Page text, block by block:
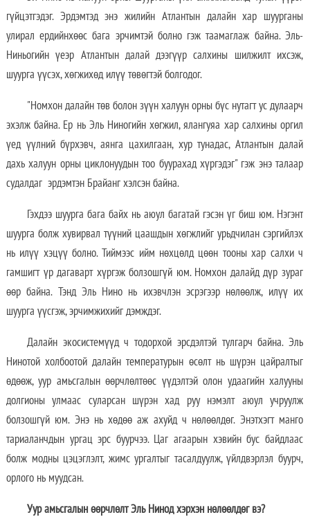
гүйцэтгэдэг. Эрдэмтэд энэ жилийн Атлантын далайн хар шуурганы
улирал ердийнхөөс бага эрчимтэй болно гэж таамаглаж байна. Эль-
Ниньогийн үеэр Атлантын далай дээгүүр салхины шилжилт ихсэж,
шуурга үүсэх, хөгжихөд илүү төвөгтэй болгодог.
"Номхон далайн төв болон зүүн халуун орны бүс нутагт ус дулаарч
эхэлж байна. Ер нь Эль Ниногийн хөгжил, ялангуяа хар салхины оргил
үед үүлний бүрхэвч, аянга цахилгаан, хур тунадас, Атлантын далай
дахь халуун орны циклонуудын тоо буурахад хүргэдэг" гэж энэ талаар
судалдаг эрдэмтэн Брайанг хэлсэн байна.
Гэхдээ шуурга бага байх нь аюул багатай гэсэн үг биш юм. Нэгэнт
шуурга болж хувирвал түүний цаашдын хөгжлийг урьдчилан сэргийлэх
нь илүү хэцүү болно. Тиймээс ийм нөхцөлд цөөн тооны хар салхи ч
гамшигт үр дагаварт хүргэж болзошгүй юм. Номхон далайд дүр зураг
өөр байна. Тэнд Эль Нино нь ихэвчлэн эсрэгээр нөлөөлж, илүү их
шуурга үүсгэж, эрчимжихийг дэмждэг.
Далайн экосистемүүд ч тодорхой эрсдэлтэй тулгарч байна. Эль
Нинотой холбоотой далайн температурын өсөлт нь шүрэн цайралтыг
өдөөж, уур амьсгалын өөрчлөлтөөс үүдэлтэй олон удаагийн халууны
долгионы улмаас суларсан шүрэн хад руу нэмэлт аюул учруулж
болзошгүй юм. Энэ нь хөдөө аж ахуйд ч нөлөөлдөг. Энэтхэгт манго
тариаланчдын ургац эрс буурчээ. Цаг агаарын хэвийн бус байдлаас
болж модны цэцэглэлт, жимс ургалтыг тасалдуулж, үйлдвэрлэл буурч,
орлого нь муудсан.
Уур амьсгалын өөрчлөлт Эль Нинод хэрхэн нөлөөлдөг вэ?